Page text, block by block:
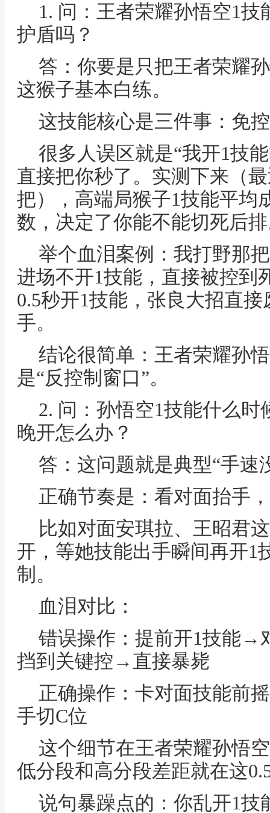
1. 问：王者荣耀孙悟空1
护盾吗？
答：你要是只把王者荣耀
这猴子基本白练。
这技能核心是三件事：免
很多人误区就是“我开1技
直接把你秒了。实测下来（
把），高端局猴子1技能平均
数，决定了你能不能切死后
举个血泪案例：我打野那
进场不开1技能，直接被控到
0.5秒开1技能，张良大招直
手。
结论很简单：王者荣耀孙
是“反控制窗口”。
2. 问：孙悟空1技能什么
晚开怎么办？
答：这问题就是典型“手速
正确节奏是：看对面抬手
比如对面安琪拉、王昭君
开，等她技能出手瞬间再开1
制。
血泪对比：
错误操作：提前开1技能
挡到关键控→直接暴毙
正确操作：卡对面技能前
手切C位
这个细节在王者荣耀孙悟
低分段和高分段差距就在这
说句暴躁点的：你乱开1技